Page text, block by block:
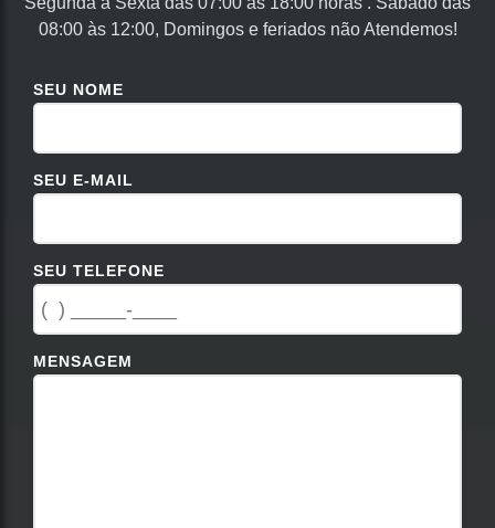
08:00 às 12:00, Domingos e feriados não Atendemos!
SEU NOME
SEU E-MAIL
SEU TELEFONE
MENSAGEM